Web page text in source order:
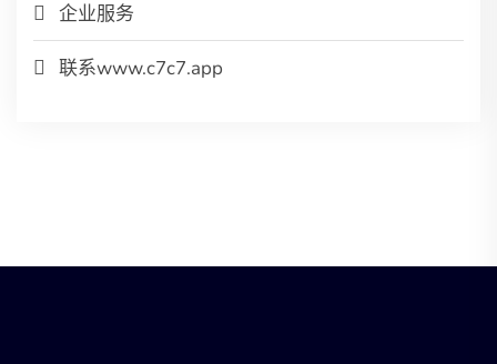
企业服务
联系www.c7c7.app